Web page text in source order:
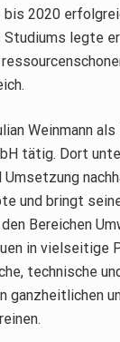
bis 2020
Studiums legte
Weinmann
tätig. Dort
Umsetzung
und bringt
Bereichen
in vielseitige
technische
ganzheitlichen